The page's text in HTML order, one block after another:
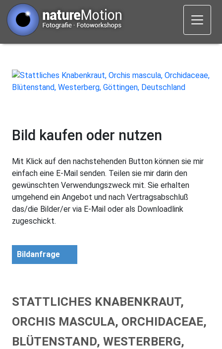
Bild kaufen oder nutzen
Mit Klick auf den nachstehenden Button können sie mir
einfach eine E-Mail senden. Teilen sie mir darin den
gewünschten Verwendungszweck mit. Sie erhalten
umgehend ein Angebot und nach Vertragsabschluß
das/die Bilder/er via E-Mail oder als Downloadlink
zugeschickt.
Bildanfrage
STATTLICHES KNABENKRAUT,
ORCHIS MASCULA, ORCHIDACEAE,
BLÜTENSTAND, WESTERBERG,